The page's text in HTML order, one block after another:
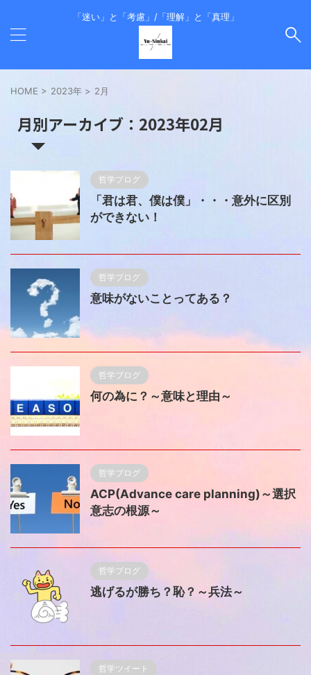
「迷い」と「考慮」/「理解」と「真理」
HOME > 2023年 > 2月
月別アーカイブ：2023年02月
哲学ブログ
「君は君、僕は僕」・・・意外に区別
ができない！
哲学ブログ
意味がないことってある？
哲学ブログ
何の為に？～意味と理由～
哲学ブログ
ACP(Advance care planning)～選択
意志の根源～
哲学ブログ
逃げるが勝ち？恥？～兵法～
哲学ツイート